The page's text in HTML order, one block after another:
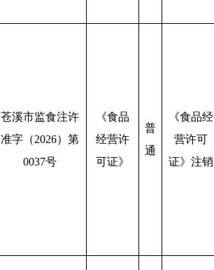
苍溪市监食注许
准字（2026）第
0037号
《食品
经营许
可证》
普
通
《食品经
营许可
证》注销